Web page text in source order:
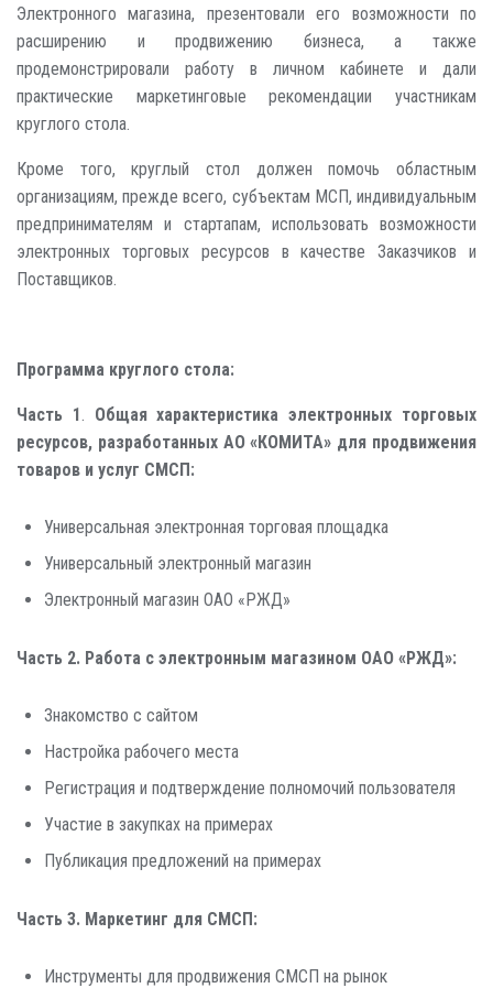
Электронного магазина, презентовали его возможности по
расширению и продвижению бизнеса, а также
продемонстрировали работу в личном кабинете и дали
практические маркетинговые рекомендации участникам
круглого стола.
Кроме того, круглый стол должен помочь областным
организациям, прежде всего, субъектам МСП, индивидуальным
предпринимателям и стартапам, использовать возможности
электронных торговых ресурсов в качестве Заказчиков и
Поставщиков.
Программа круглого стола:
Часть 1. Общая характеристика электронных торговых
ресурсов, разработанных АО «КОМИТА» для продвижения
товаров и услуг СМСП:
Универсальная электронная торговая площадка
Универсальный электронный магазин
Электронный магазин ОАО «РЖД»
Часть 2. Работа с электронным магазином ОАО «РЖД»:
Знакомство с сайтом
Настройка рабочего места
Регистрация и подтверждение полномочий пользователя
Участие в закупках на примерах
Публикация предложений на примерах
Часть 3. Маркетинг для СМСП:
Инструменты для продвижения СМСП на рынок